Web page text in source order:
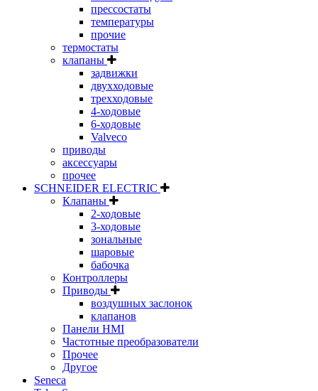
прессостаты
температуры
прочие
термостаты
клапаны
задвижки
двухходовые
трехходовые
4-ходовые
6-ходовые
Valveco
приводы
аксессуары
прочее
SCHNEIDER ELECTRIC
Клапаны
2-ходовые
3-ходовые
зональные
шаровые
бабочка
Контроллеры
Приводы
воздушных заслонок
клапанов
Панели HMI
Частотные преобразователи
Прочее
Другое
Seneca